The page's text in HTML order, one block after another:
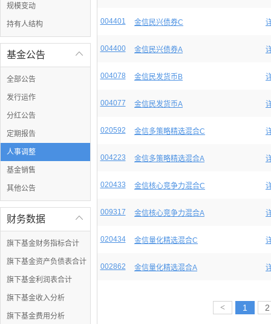
规模变动
持有人结构

基金公告
全部公告
发行运作
分红公告
定期报告
人事调整
基金销售
其他公告

财务数据
旗下基金财务指标合计
旗下基金资产负债表合计
旗下基金利润表合计
旗下基金收入分析
旗下基金费用分析
004401 金信民兴债券C
004400 金信民兴债券A
004078 金信民发货币B
004077 金信民发货币A
020592 金信多策略精选混合C
004223 金信多策略精选混合A
020433 金信核心竞争力混合C
009317 金信核心竞争力混合A
020434 金信量化精选混合C
002862 金信量化精选混合A
< 1 2